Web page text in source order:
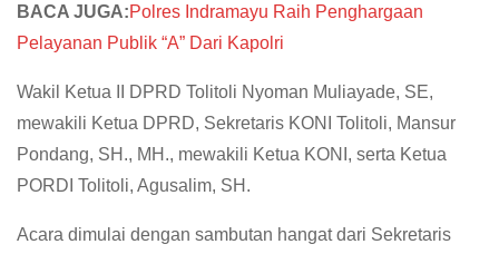
BACA JUGA:Polres Indramayu Raih Penghargaan
Pelayanan Publik “A” Dari Kapolri
Wakil Ketua II DPRD Tolitoli Nyoman Muliayade, SE,
mewakili Ketua DPRD, Sekretaris KONI Tolitoli, Mansur
Pondang, SH., MH., mewakili Ketua KONI, serta Ketua
PORDI Tolitoli, Agusalim, SH.
Acara dimulai dengan sambutan hangat dari Sekretaris